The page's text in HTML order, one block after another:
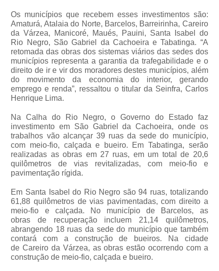
Os municípios que recebem esses investimentos são:
Amaturá, Atalaia do Norte, Barcelos, Barreirinha, Careiro
da Várzea, Manicoré, Maués, Pauini, Santa Isabel do
Rio Negro, São Gabriel da Cachoeira e Tabatinga. “A
retomada das obras dos sistemas viários das sedes dos
municípios representa a garantia da trafegabilidade e o
direito de ir e vir dos moradores destes municípios, além
do movimento da economia do interior, gerando
emprego e renda”, ressaltou o titular da Seinfra, Carlos
Henrique Lima.
Na Calha do Rio Negro, o Governo do Estado faz
investimento em São Gabriel da Cachoeira, onde os
trabalhos vão alcançar 39 ruas da sede do município,
com meio-fio, calçada e bueiro. Em Tabatinga, serão
realizadas as obras em 27 ruas, em um total de 20,6
quilômetros de vias revitalizadas, com meio-fio e
pavimentação rígida.
Em Santa Isabel do Rio Negro são 94 ruas, totalizando
61,88 quilômetros de vias pavimentadas, com direito a
meio-fio e calçada. No município de Barcelos, as
obras de recuperação incluem 21,14 quilômetros,
abrangendo 18 ruas da sede do município que também
contará com a construção de bueiros. Na cidade
de Careiro da Várzea, as obras estão ocorrendo com a
construção de meio-fio, calçada e bueiro.